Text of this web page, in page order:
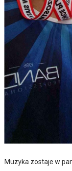
Muzyka zostaje w